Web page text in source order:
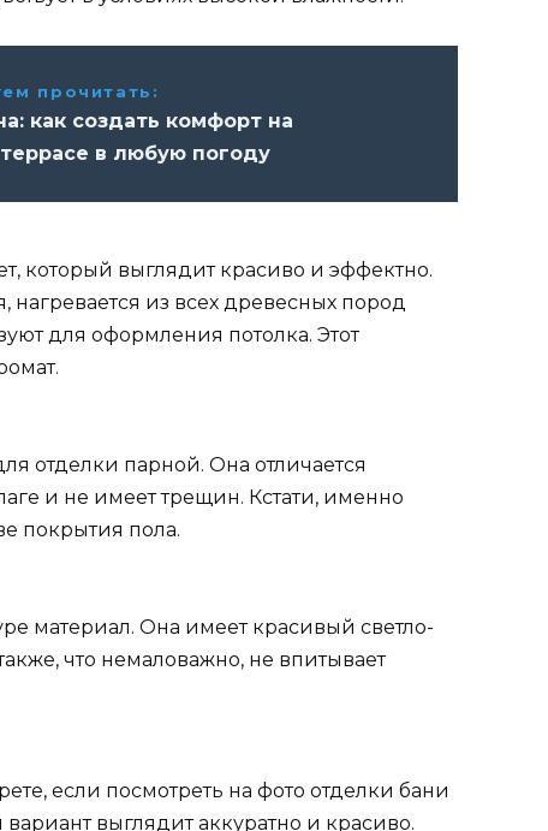
прочитать:
как создать комфорт на
в любую погоду
который выглядит красиво и эффектно.
из всех древесных пород
для оформления потолка. Этот
отделки парной. Она отличается
и не имеет трещин. Кстати, именно
покрытия пола.
материал. Она имеет красивый светло-
что немаловажно, не впитывает
если посмотреть на фото отделки бани
выглядит аккуратно и красиво.